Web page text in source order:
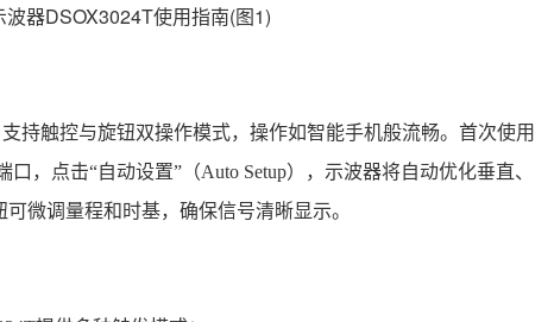
持触控与旋钮双操作模式，操作如智能手机般流畅。首次使用
，点击“自动设置”（Auto Setup），示波器将自动优化垂直、
微调量程和时基，确保信号清晰显示。